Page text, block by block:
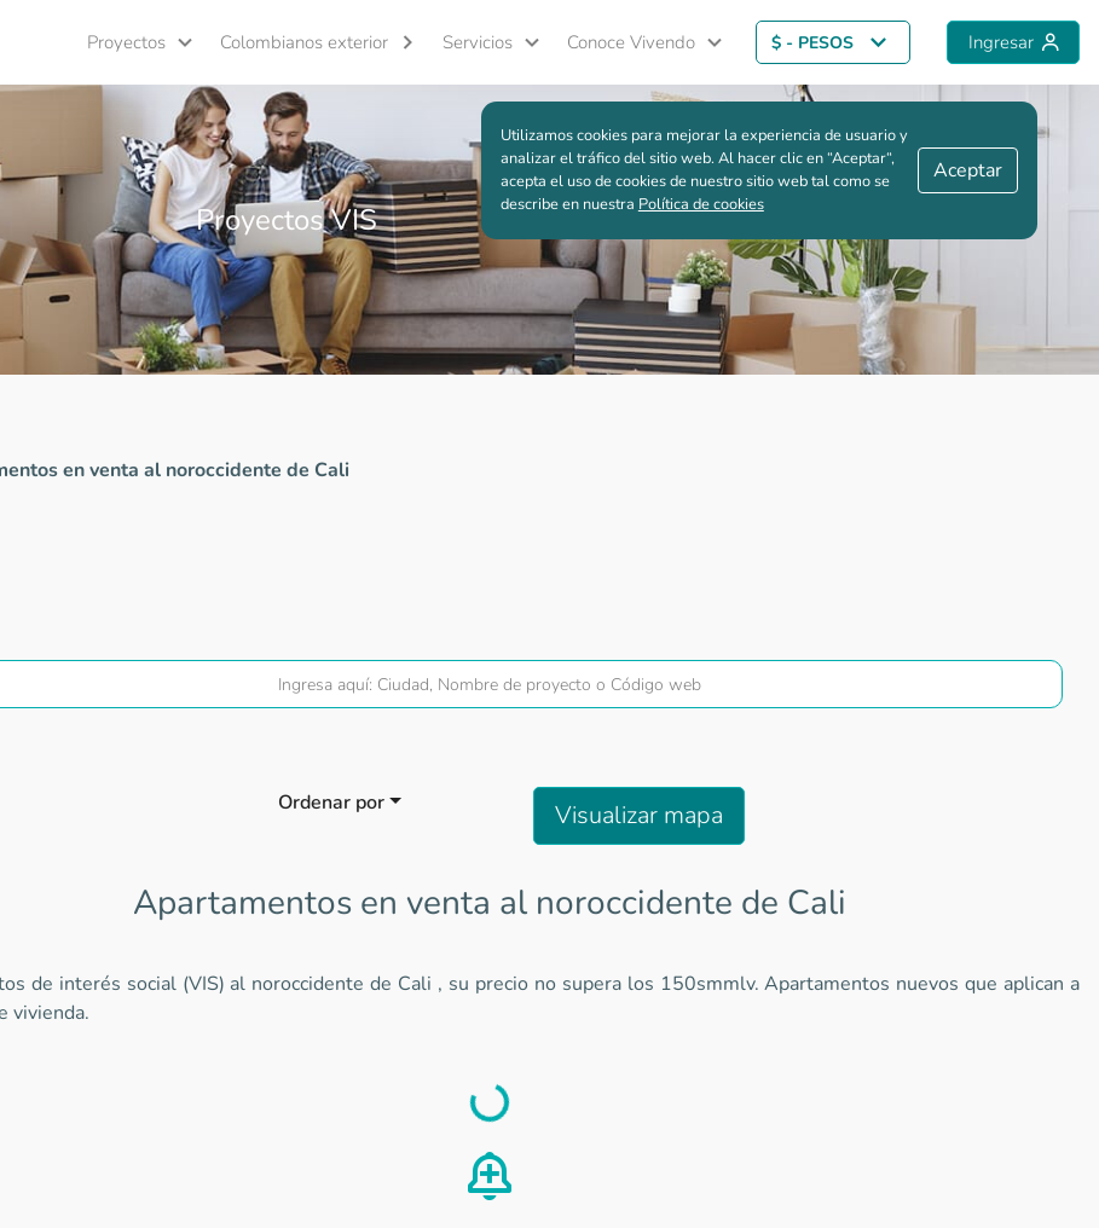
Proyectos Colombianos exterior Servicios Conoce Vivendo $ - PESOS Ingresar
Proyectos VIS
en venta al noroccidente de Cali
Ordenar por Visualizar mapa
Apartamentos en venta al noroccidente de Cali
de interés social (VIS) al noroccidente de Cali , su precio no supera los 150smmlv. Apartamentos nuevos que aplican a
vivienda.
Load
Utilizamos cookies para mejorar la experiencia de usuario y
analizar el tráfico del sitio web. Al hacer clic en “Aceptar“,
acepta el uso de cookies de nuestro sitio web tal como se
describe en nuestra Política de cookies
Aceptar
Guardar comparación